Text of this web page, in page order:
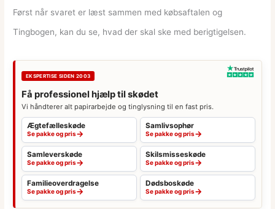
Først når svaret er læst sammen med købsaftalen og
Tingbogen, kan du se, hvad der skal ske med berigtigelsen.
EKSPERTISE SIDEN 2003
Få professionel hjælp til skødet
Vi håndterer alt papirarbejde og tinglysning til en fast pris.
Ægtefælleskøde
Se pakke og pris→
Samlivsophør
Se pakke og pris→
Samleverskøde
Se pakke og pris→
Skilsmisseskøde
Se pakke og pris→
Familieoverdragelse
Se pakke og pris→
Dødsboskøde
Se pakke og pris→